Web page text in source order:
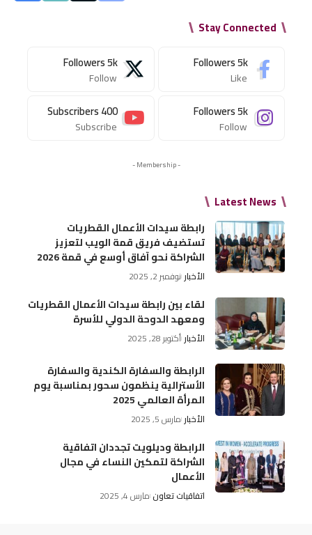
Stay Connected
5k
Followers
Like
5k
Followers
Follow
5k
Followers
Follow
400
Subscribers
Subscribe
- Membership -
Latest News
رابطة سيدات الأعمال القطريات
تستضيف فريق قمة الويب لتعزيز
الشراكة نحو آفاق أوسع في قمة 2026
الأخبار نوفمبر 2, 2025
لقاء بين رابطة سيدات الأعمال القطريات
ومعهد الدوحة الدولي للأسرة
الأخبار أكتوبر 28, 2025
الرابطة والسفارة الكندية والسفارة
الأسترالية ينظمون سحور بمناسبة يوم
المرأة العالمي 2025
الأخبار مارس 5, 2025
الرابطة وديلويت تجددان اتفاقية
الشراكة لتمكين النساء في مجال
الأعمال
اتفاقيات تعاون مارس 4, 2025